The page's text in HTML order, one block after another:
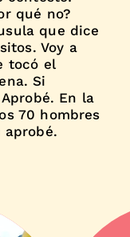
qué no?
que dice
Voy a
tocó el
Si
En la
70 hombres
aprobé.